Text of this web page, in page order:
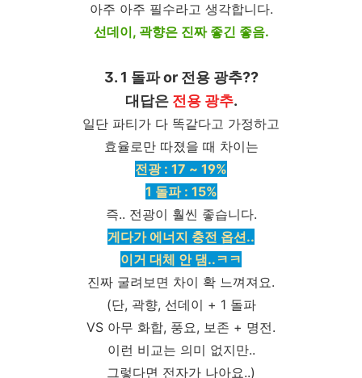
아주 아주 필수라고 생각합니다.
선데이, 곽향은 진짜 좋긴 좋음.
3. 1 돌파 or 전용 광추??
대답은 전용 광추.
일단 파티가 다 똑같다고 가정하고
효율로만 따졌을 때 차이는
전광 : 17 ~ 19%
1 돌파 : 15%
즉.. 전광이 훨씬 좋습니다.
게다가 에너지 충전 옵션..
이거 대체 안 댐..ㅋㅋ
진짜 굴려보면 차이 확 느껴져요.
(단, 곽향, 선데이 + 1 돌파
VS 아무 화합, 풍요, 보존 + 명전.
이런 비교는 의미 없지만..
그렇다면 전자가 나아요..)